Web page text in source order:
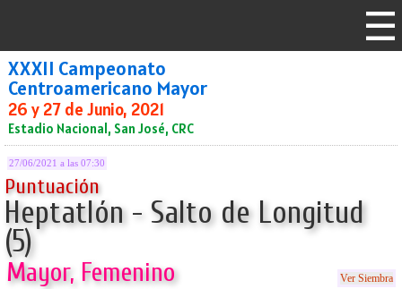
XXXII Campeonato
Centroamericano Mayor
26 y 27 de Junio, 2021
Estadio Nacional, San José, CRC
27/06/2021 a las 07:30
Puntuación
Heptatlón - Salto de Longitud
(5)
Mayor, Femenino Ver Siembra